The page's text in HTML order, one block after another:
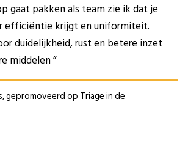
gaat pakken als team zie ik dat je
efficiëntie krijgt en uniformiteit.
duidelijkheid, rust en betere inzet
middelen
gepromoveerd op Triage in de